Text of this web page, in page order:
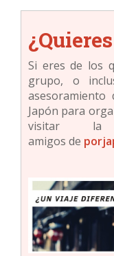
Si eres de los
grupo, o
asesoramiento
Japón para
visitar
amigos de